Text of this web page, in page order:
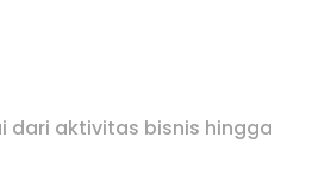
dari aktivitas bisnis hingga